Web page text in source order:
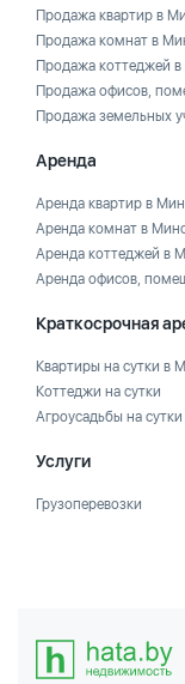
Продажа квартир в
Продажа комнат в
Продажа коттеджей
Продажа офисов,
Продажа земельных
Аренда
Аренда квартир в
Аренда комнат в
Аренда коттеджей в
Аренда офисов,
Краткосрочная
Квартиры на сутки в
Коттеджи на сутки
Агроусадьбы на сутки
Услуги
Грузоперевозки